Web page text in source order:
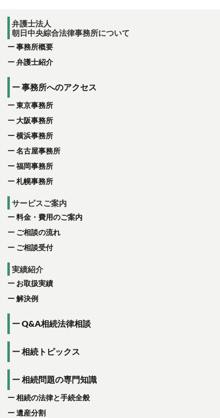
弁護士法人
朝日中央綜合法律事務所について
事務所概要
弁護士紹介
事務所へのアクセス
東京事務所
大阪事務所
横浜事務所
名古屋事務所
福岡事務所
札幌事務所
サービスご案内
料金・費用のご案内
ご相談の流れ
ご相談受付
実績紹介
お取扱実績
解決例
Q&A相続法律相談
相続トピックス
相続問題の専門知識
相続の法律と手続全般
遺産分割